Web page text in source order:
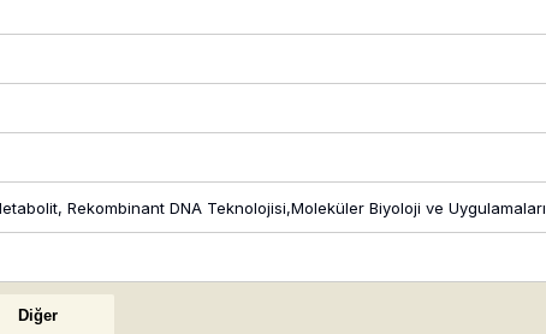
Rekombinant DNA Teknolojisi,Moleküler Biyoloji ve Uygulamaları
Diğer